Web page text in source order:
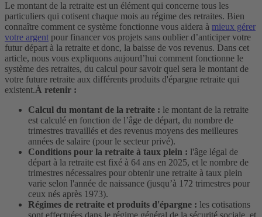
Le montant de la retraite est un élément qui concerne tous les
particuliers qui cotisent chaque mois au régime des retraites. Bien
connaître comment ce système fonctionne vous aidera à mieux gérer
votre argent pour financer vos projets sans oublier d’anticiper votre
futur départ à la retraite et donc, la baisse de vos revenus. Dans cet
article, nous vous expliquons aujourd’hui comment fonctionne le
système des retraites, du calcul pour savoir quel sera le montant de
votre future retraite aux différents produits d'épargne retraite qui
existent.À retenir :
Calcul du montant de la retraite : le montant de la retraite
est calculé en fonction de l’âge de départ, du nombre de
trimestres travaillés et des revenus moyens des meilleures
années de salaire (pour le secteur privé).
Conditions pour la retraite à taux plein : l'âge légal de
départ à la retraite est fixé à 64 ans en 2025, et le nombre de
trimestres nécessaires pour obtenir une retraite à taux plein
varie selon l'année de naissance (jusqu’à 172 trimestres pour
ceux nés après 1973).
Régimes de retraite et produits d'épargne : les cotisations